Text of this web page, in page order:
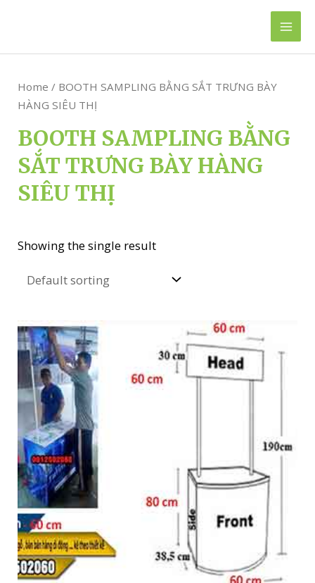
Main
Home / BOOTH SAMPLING BẰNG SẮT TRƯNG BÀY
HÀNG SIÊU THỊ
BOOTH SAMPLING BẰNG
SẮT TRƯNG BÀY HÀNG
SIÊU THỊ
Showing the single result